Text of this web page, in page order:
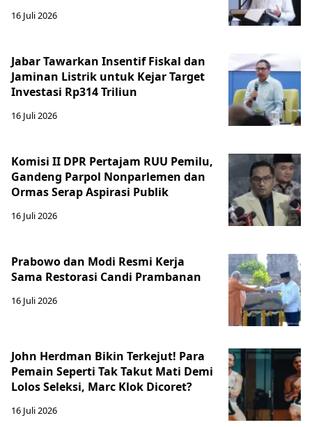
16 Juli 2026
Jabar Tawarkan Insentif Fiskal dan
Jaminan Listrik untuk Kejar Target
Investasi Rp314 Triliun
16 Juli 2026
Komisi II DPR Pertajam RUU Pemilu,
Gandeng Parpol Nonparlemen dan
Ormas Serap Aspirasi Publik
16 Juli 2026
Prabowo dan Modi Resmi Kerja
Sama Restorasi Candi Prambanan
16 Juli 2026
John Herdman Bikin Terkejut! Para
Pemain Seperti Tak Takut Mati Demi
Lolos Seleksi, Marc Klok Dicoret?
16 Juli 2026